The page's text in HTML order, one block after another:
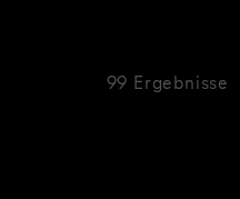
99 Ergebnisse